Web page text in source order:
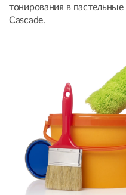
тонирования в пастельные
Cascade.